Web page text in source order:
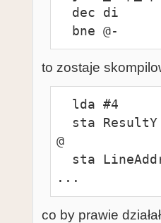
  bne @-
to zostaje
@
...
co by prawie